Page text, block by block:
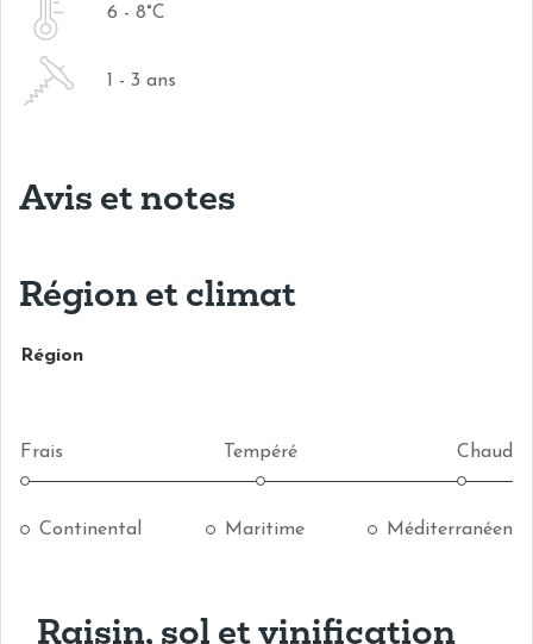
6 - 8°C
1 - 3 ans
Avis et notes
Région et climat
Région
Frais Tempéré Chaud
Continental Maritime Méditerranéen
Raisin, sol et vinification